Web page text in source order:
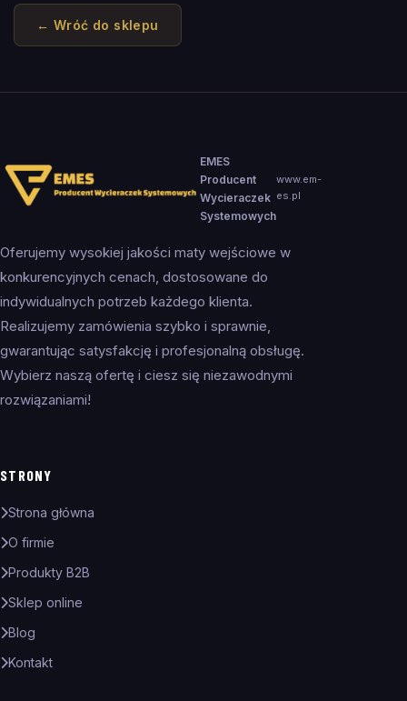
← Wróć do sklepu
EMES
Producent
Wycieraczek
Systemowych
www.em-
es.pl
Oferujemy wysokiej jakości maty wejściowe w
konkurencyjnych cenach, dostosowane do
indywidualnych potrzeb każdego klienta.
Realizujemy zamówienia szybko i sprawnie,
gwarantując satysfakcję i profesjonalną obsługę.
Wybierz naszą ofertę i ciesz się niezawodnymi
rozwiązaniami!
STRONY
Strona główna
O firmie
Produkty B2B
Sklep online
Blog
Kontakt